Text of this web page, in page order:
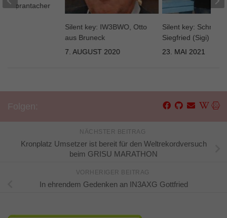
Silent key: IW3BWO, Otto
aus Bruneck
7. AUGUST 2020
Silent key:
Siegfried (Sigi)
23. MAI 2021
NÄCHSTER BEITRAG
Kronplatz Umsetzer ist bereit für den Weltrekordversuch
beim GRISU MARATHON
VORHERIGER BEITRAG
In ehrendem Gedenken an IN3AXG Gottfried